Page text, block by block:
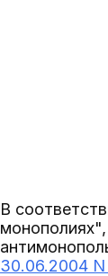
В
30.06.2004 N